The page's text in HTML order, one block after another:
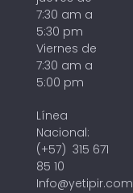
7:30 am a
5:30 pm
Viernes de
7:30 am a
5:00 pm
Línea
Nacional:
(+57) 315 671
85 10
Info@yetipir.com